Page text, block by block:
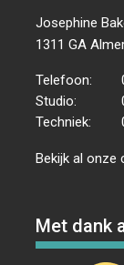
Josephine
1311 GA
Telefoon:
Studio:
Techniek:
Bekijk al onze
Met dank